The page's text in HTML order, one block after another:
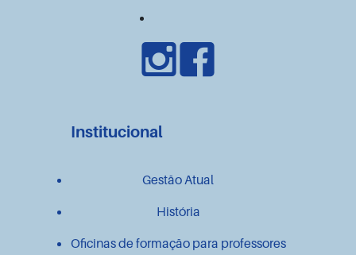
Institucional
Gestão Atual
História
Oficinas de formação para professores